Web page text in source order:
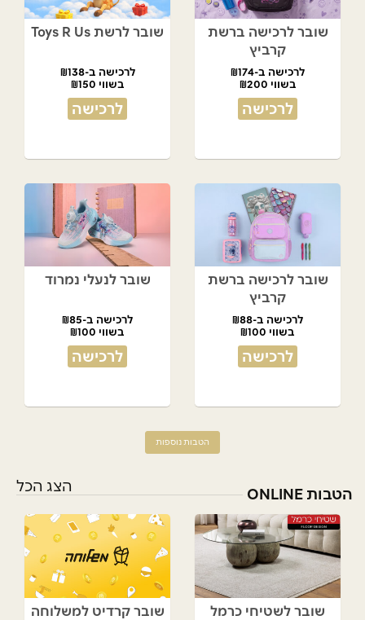
שובר לרכישה ברשת
קרביץ
לרכישה ב-₪174
בשווי ₪200
לרכישה
שובר לרשת Toys R Us
לרכישה ב-₪138
בשווי ₪150
לרכישה
שובר לרכישה ברשת
קרביץ
לרכישה ב-₪88
בשווי ₪100
לרכישה
שובר לנעלי נמרוד
לרכישה ב-₪85
בשווי ₪100
לרכישה
הטבות נוספות
הטבות ONLINE הצג הכל
שובר לשטיחי כרמל שובר קרדיט למשלוחה